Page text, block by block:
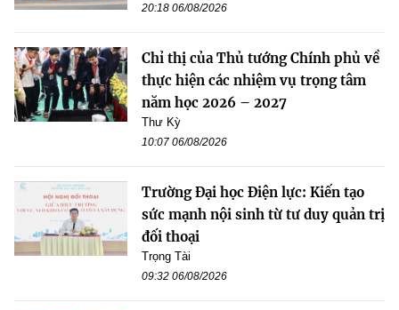
20:18 06/08/2026
Chỉ thị của Thủ tướng Chính phủ về
thực hiện các nhiệm vụ trọng tâm
năm học 2026 – 2027
Thư Kỳ
10:07 06/08/2026
Trường Đại học Điện lực: Kiến tạo
sức mạnh nội sinh từ tư duy quản trị
đối thoại
Trọng Tài
09:32 06/08/2026